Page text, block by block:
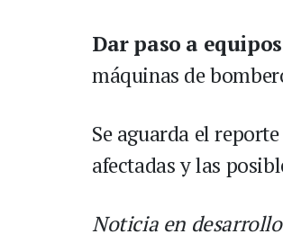
Dar paso a
máquinas de
Se aguarda el
afectadas y las
Noticia en